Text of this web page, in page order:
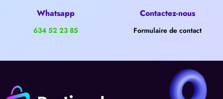
Whatsapp
634 52 23 85
Contactez-nous
Formulaire de contact